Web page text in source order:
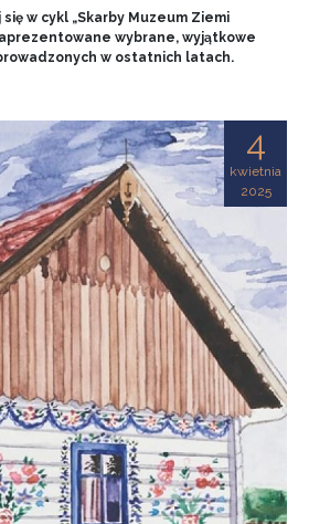
w cykl „Skarby Muzeum Ziemi
wybrane, wyjątkowe
w ostatnich latach.
4
kwietnia
2025